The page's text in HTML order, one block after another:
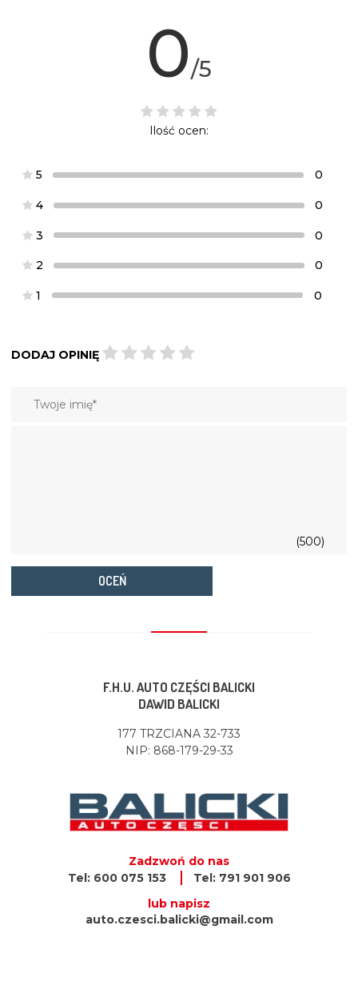
0/5
Ilość ocen:
5 0
4 0
3 0
2 0
1 0
DODAJ OPINIĘ
(500)
OCEŃ
F.H.U. AUTO CZĘŚCI BALICKI
DAWID BALICKI
177 TRZCIANA 32-733
NIP: 868-179-29-33
Zadzwoń do nas
Tel: 600 075 153
Tel: 791 901 906
lub napisz
auto.czesci.balicki@gmail.com